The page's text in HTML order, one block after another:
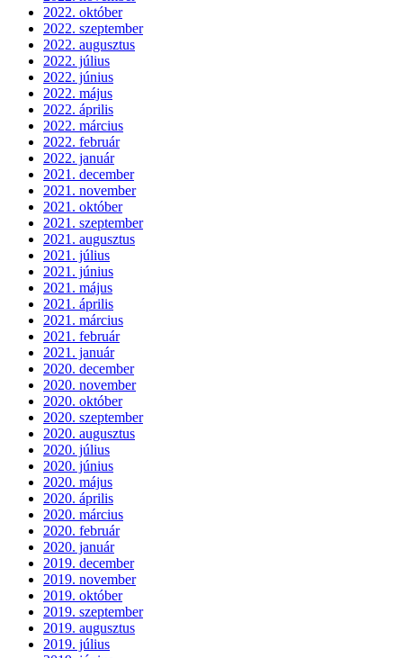
2022. október
2022. szeptember
2022. augusztus
2022. július
2022. június
2022. május
2022. április
2022. március
2022. február
2022. január
2021. december
2021. november
2021. október
2021. szeptember
2021. augusztus
2021. július
2021. június
2021. május
2021. április
2021. március
2021. február
2021. január
2020. december
2020. november
2020. október
2020. szeptember
2020. augusztus
2020. július
2020. június
2020. május
2020. április
2020. március
2020. február
2020. január
2019. december
2019. november
2019. október
2019. szeptember
2019. augusztus
2019. július